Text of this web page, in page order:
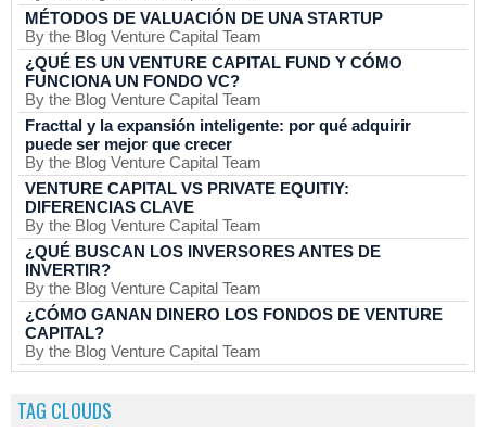
MÉTODOS DE VALUACIÓN DE UNA STARTUP
By the Blog Venture Capital Team
¿QUÉ ES UN VENTURE CAPITAL FUND Y CÓMO
FUNCIONA UN FONDO VC?
By the Blog Venture Capital Team
Fracttal y la expansión inteligente: por qué adquirir
puede ser mejor que crecer
By the Blog Venture Capital Team
VENTURE CAPITAL VS PRIVATE EQUITIY:
DIFERENCIAS CLAVE
By the Blog Venture Capital Team
¿QUÉ BUSCAN LOS INVERSORES ANTES DE
INVERTIR?
By the Blog Venture Capital Team
¿CÓMO GANAN DINERO LOS FONDOS DE VENTURE
CAPITAL?
By the Blog Venture Capital Team
TAG CLOUDS